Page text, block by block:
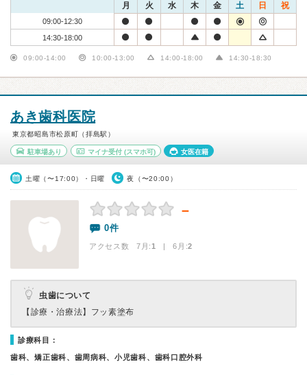
月 火 水 木 金 土 日 祝
09:00-12:30
14:30-18:00
09:00-14:00 10:00-13:00 14:00-18:00 14:30-18:30
あき歯科医院
東京都昭島市松原町（拝島駅）
駐車場あり マイナ受付(スマホ可) 女医在籍
土曜（〜17:00）・日曜 夜（〜20:00）
－
0件
アクセス数 7月:1 | 6月:2
虫歯について
【診療・治療法】 フッ素塗布
診療科目：
歯科、矯正歯科、歯周病科、小児歯科、歯科口腔外科